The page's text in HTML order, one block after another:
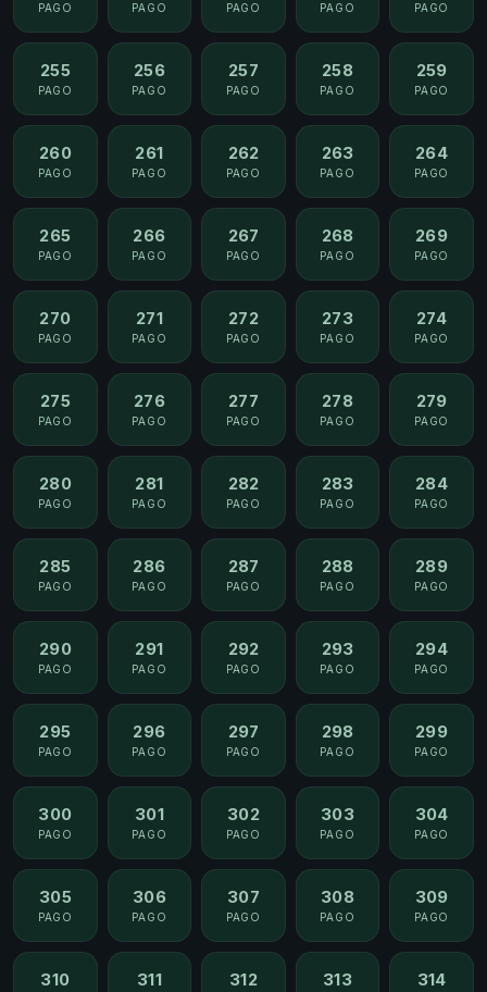
PAGO PAGO PAGO PAGO PAGO
255
PAGO
256
PAGO
257
PAGO
258
PAGO
259
PAGO
260
PAGO
261
PAGO
262
PAGO
263
PAGO
264
PAGO
265
PAGO
266
PAGO
267
PAGO
268
PAGO
269
PAGO
270
PAGO
271
PAGO
272
PAGO
273
PAGO
274
PAGO
275
PAGO
276
PAGO
277
PAGO
278
PAGO
279
PAGO
280
PAGO
281
PAGO
282
PAGO
283
PAGO
284
PAGO
285
PAGO
286
PAGO
287
PAGO
288
PAGO
289
PAGO
290
PAGO
291
PAGO
292
PAGO
293
PAGO
294
PAGO
295
PAGO
296
PAGO
297
PAGO
298
PAGO
299
PAGO
300
PAGO
301
PAGO
302
PAGO
303
PAGO
304
PAGO
305
PAGO
306
PAGO
307
PAGO
308
PAGO
309
PAGO
310 311 312 313 314